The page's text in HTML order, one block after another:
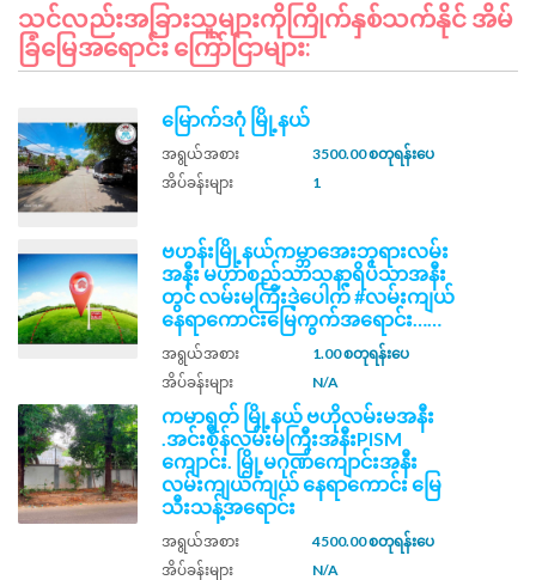
သင်လည်းအခြားသူများကိုကြိုက်နှစ်သက်နိုင် အိမ်
ခြံမြေအရောင်း ကြော်ငြာများ:
မြောက်ဒဂုံ မြို့နယ်
အရွယ်အစား
3500.00 စတုရန်းပေ
အိပ်ခန်းများ
1
ဗဟန်းမြို့နယ်ကမ္ဘာအေးဘုရားလမ်း
အနီး မဟာစည်သာသနာ့ရိပ်သာအနီး
တွင် လမ်းမကြီးဒဲ့ပေါက် #လမ်းကျယ်
နေရာကောင်းမြေကွက်အရောင်း……
အရွယ်အစား
1.00 စတုရန်းပေ
အိပ်ခန်းများ
N/A
ကမာရွတ် မြို့နယ် ဗဟိုလမ်းမအနီး
.အင်းစိန်လမ်းမကြီးအနီးPISM ​
ကျောင်း. မြို့မဂုဏ်​ကျောင်းအနီး
လမ်းကျယ်ကျယ် နေရာကောင်း မြေ
သီးသန့်အရောင်း
အရွယ်အစား
4500.00 စတုရန်းပေ
အိပ်ခန်းများ
N/A